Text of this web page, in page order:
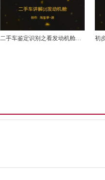
二手车鉴定识别之看发动机舱识
初